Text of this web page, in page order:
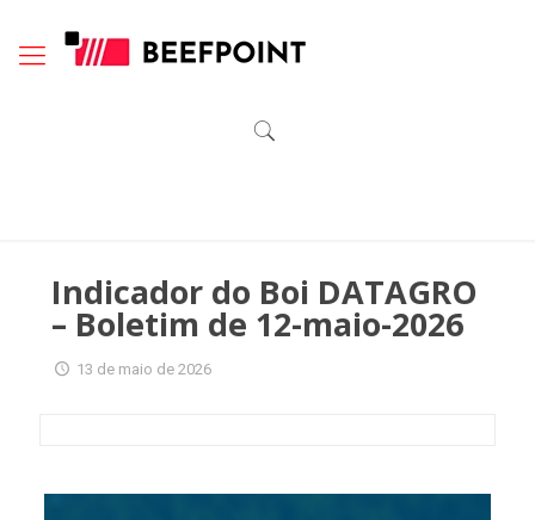
Indicador do Boi DATAGRO
– Boletim de 12-maio-2026
13 de maio de 2026